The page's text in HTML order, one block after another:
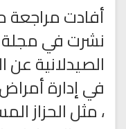
نشرت في مجلة
الصيدلانية عن
في إدارة
، مثل الحزاز